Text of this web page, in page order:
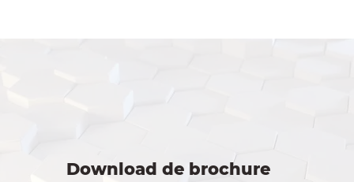
Download de brochure